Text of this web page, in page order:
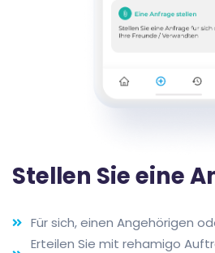
Stellen Sie eine
Für sich, einen Angehörigen
Erteilen Sie mit rehamigo